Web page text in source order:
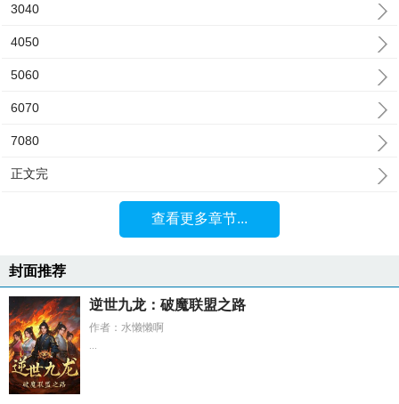
3040
4050
5060
6070
7080
正文完
查看更多章节...
封面推荐
逆世九龙：破魔联盟之路
作者：水懒懒啊
...